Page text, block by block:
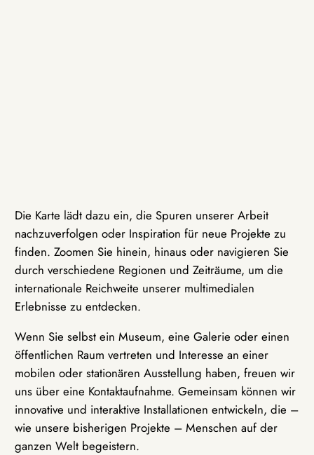
Die Karte lädt dazu ein, die Spuren unserer Arbeit
nachzuverfolgen oder Inspiration für neue Projekte zu
finden. Zoomen Sie hinein, hinaus oder navigieren Sie
durch verschiedene Regionen und Zeiträume, um die
internationale Reichweite unserer multimedialen
Erlebnisse zu entdecken.
Wenn Sie selbst ein Museum, eine Galerie oder einen
öffentlichen Raum vertreten und Interesse an einer
mobilen oder stationären Ausstellung haben, freuen wir
uns über eine Kontaktaufnahme. Gemeinsam können wir
innovative und interaktive Installationen entwickeln, die –
wie unsere bisherigen Projekte – Menschen auf der
ganzen Welt begeistern.